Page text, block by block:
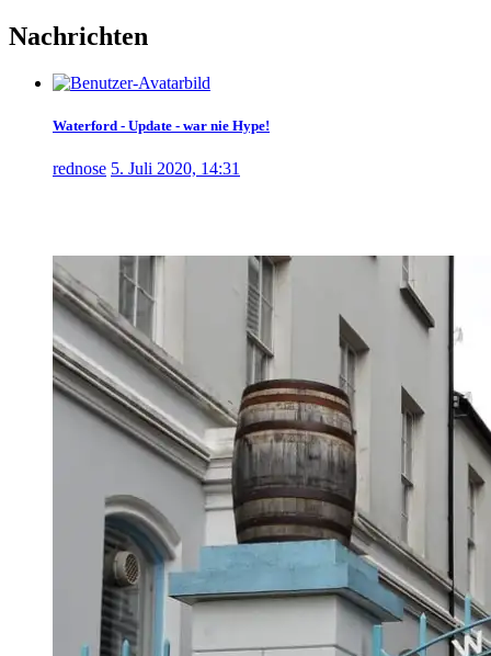
Nachrichten
Waterford - Update - war nie Hype!
rednose 5. Juli 2020, 14:31